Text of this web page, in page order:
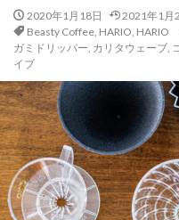
2020年1月18日 2021年1月
Beasty Coffee, HARIO HARIO
ガミドリッパー カリタウェーブ
イブ